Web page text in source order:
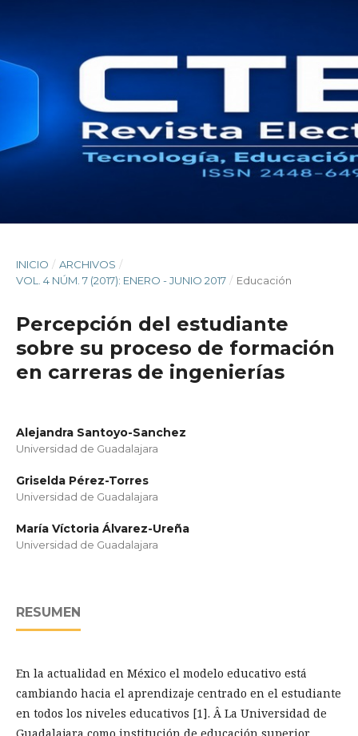
INICIO / ARCHIVOS /
VOL. 4 NÚM. 7 (2017): ENERO - JUNIO 2017 / Educación
Percepción del estudiante
sobre su proceso de formación
en carreras de ingenierías
Alejandra Santoyo-Sanchez
Universidad de Guadalajara
Griselda Pérez-Torres
Universidad de Guadalajara
María Víctoria Álvarez-Ureña
Universidad de Guadalajara
RESUMEN
En la actualidad en México el modelo educativo está
cambiando hacia el aprendizaje centrado en el estudiante
en todos los niveles educativos [1]. Â La Universidad de